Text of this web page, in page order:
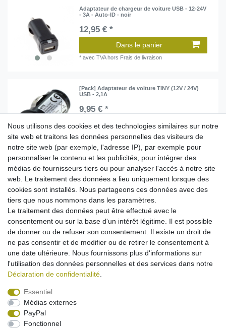
Adaptateur de chargeur de voiture USB - 12-24V
- 3A - Auto-ID - noir
12,95 € *
Dans le panier
*avec TVAhors Frais de livraison
[Pack] Adaptateur de voiture TINY (12V / 24V)
USB - 2,1A
9,95 € *
Dans le panier
*avec TVAhorsFrais de livraison
Câble de charge voiture (micro-USB) (article
7,95 € *
Dans le panier
avec TVA
1 2 3
Mentions légales
Nous utilisons des cookies et des technologies similaires sur notre
site web et traitons les données personnelles des visiteurs de
notre site web (par exemple, l'adresse IP), par exemple pour
personnaliser le contenu et les publicités, pour intégrer des
médias de fournisseurs tiers ou pour analyser l'accès à notre site
web. Le traitement des données a lieu uniquement lorsque des
cookies sont installés. Nous partageons ces données avec des
tiers que nous nommons dans les paramètres.
Le traitement des données peut être effectué avec le
consentement ou sur la base d'un intérêt légitime. Il est possible
de donner ou de refuser son consentement. Il existe un droit de
ne pas consentir et de modifier ou de retirer le consentement à
une date ultérieure. Nous fournissons plus d'informations sur
l'utilisation des données personnelles et des services dans notre
Déclaration de confidentialité
Essentiel
Médias externes
PayPal
Fonctionnel